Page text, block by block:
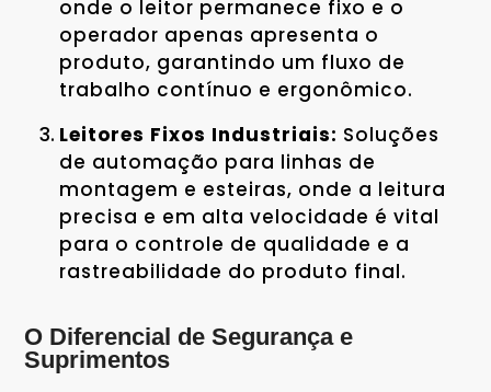
onde o leitor permanece fixo e o
operador apenas apresenta o
produto, garantindo um fluxo de
trabalho contínuo e ergonômico.
Leitores Fixos Industriais: Soluções
de automação para linhas de
montagem e esteiras, onde a leitura
precisa e em alta velocidade é vital
para o controle de qualidade e a
rastreabilidade do produto final.
O Diferencial de Segurança e
Suprimentos